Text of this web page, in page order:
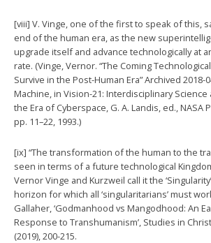
[viii] V. Vinge, one of the first to speak of this,
end of the human era, as the new
upgrade itself and advance technologically at
rate. (Vinge, Vernor. “The Coming
Survive in the Post-Human Era” Archived 2018-
Machine, in Vision-21: Interdisciplinary
the Era of Cyberspace, G. A. Landis, ed., NASA
pp. 11–22, 1993.)
[ix] “The transformation of the human to the
seen in terms of a future technological
Vernor Vinge and Kurzweil call it the
horizon for which all ‘singularitarians’ must
Gallaher, ‘Godmanhood vs Mangodhood: An
Response to Transhumanism’, Studies in
(2019), 200-215.